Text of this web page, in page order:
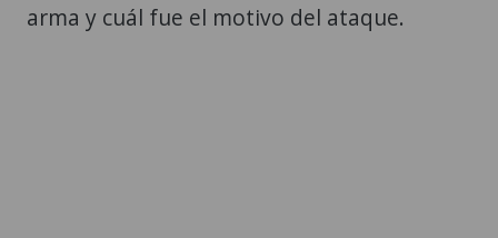
arma y cuál fue el motivo del ataque.